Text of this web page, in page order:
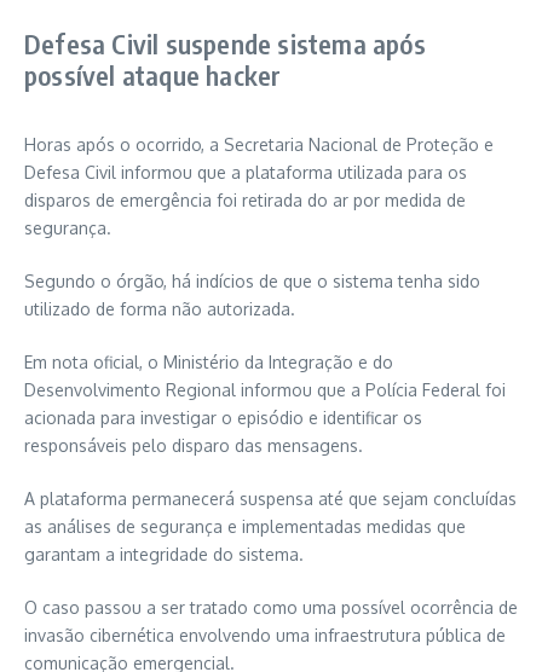
Defesa Civil suspende sistema após
possível ataque hacker
Horas após o ocorrido, a Secretaria Nacional de Proteção e
Defesa Civil informou que a plataforma utilizada para os
disparos de emergência foi retirada do ar por medida de
segurança.
Segundo o órgão, há indícios de que o sistema tenha sido
utilizado de forma não autorizada.
Em nota oficial, o Ministério da Integração e do
Desenvolvimento Regional informou que a Polícia Federal foi
acionada para investigar o episódio e identificar os
responsáveis pelo disparo das mensagens.
A plataforma permanecerá suspensa até que sejam concluídas
as análises de segurança e implementadas medidas que
garantam a integridade do sistema.
O caso passou a ser tratado como uma possível ocorrência de
invasão cibernética envolvendo uma infraestrutura pública de
comunicação emergencial.